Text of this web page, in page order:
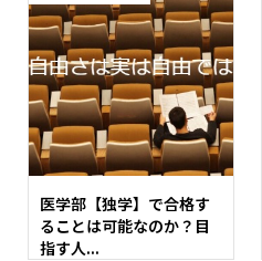
医学部【独学】で合格す
ることは可能なのか？目
指す人...